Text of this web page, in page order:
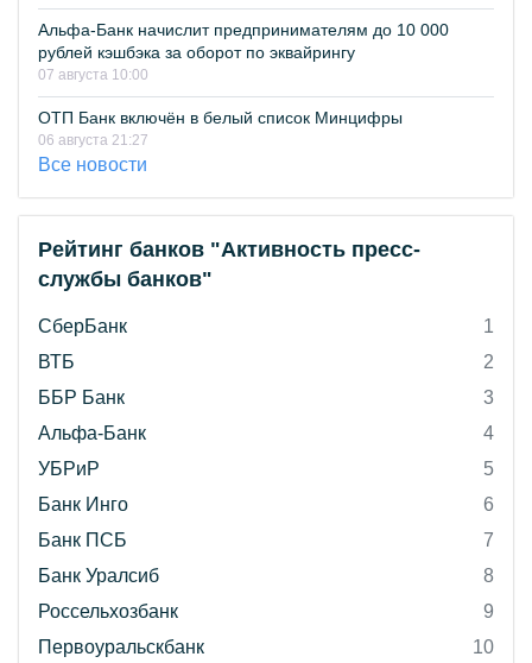
Альфа-Банк начислит предпринимателям до 10 000
рублей кэшбэка за оборот по эквайрингу
07 августа 10:00
ОТП Банк включён в белый список Минцифры
06 августа 21:27
Все новости
Рейтинг банков "Активность пресс-
службы банков"
СберБанк
1
ВТБ
2
ББР Банк
3
Альфа-Банк
4
УБРиР
5
Банк Инго
6
Банк ПСБ
7
Банк Уралсиб
8
Россельхозбанк
9
Первоуральскбанк
10